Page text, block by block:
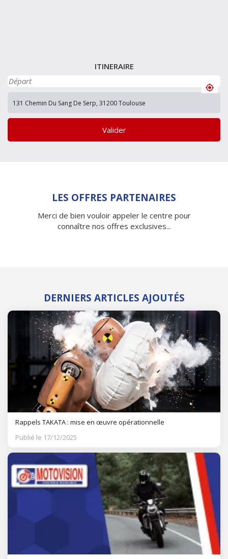
ITINERAIRE
Valider
LES OFFRES PARTENAIRES
Merci de bien vouloir appeler le centre pour
connaître nos offres exclusives...
DERNIERS ARTICLES AJOUTÉS
Rappels TAKATA : mise en œuvre opérationnelle
Publié le 17/12/2025